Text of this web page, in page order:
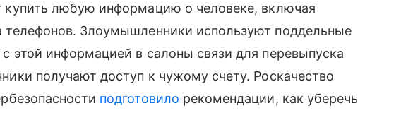
купить любую информацию о человеке, включая
телефонов. Злоумышленники используют поддельные
этой информацией в салоны связи для перевыпуска
получают доступ к чужому счету. Роскачество
подготовило рекомендации, как уберечь